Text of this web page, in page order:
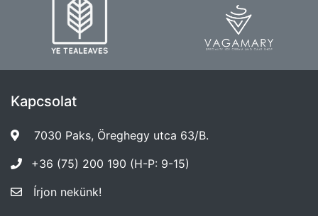
Kapcsolat
7030 Paks, Öreghegy utca 63/B.
+36 (75) 200 190 (H-P: 9-15)
Írjon nekünk!